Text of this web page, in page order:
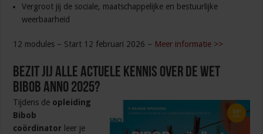
Vergroot jij de sociale, maatschappelijke en bestuurlijke
weerbaarheid
12 modules – Start 12 februari 2026 – Meer informatie >>
Bezit jij alle actuele kennis over de Wet
Bibob anno 2025?
Tijdens de opleiding
Bibob
coördinator leer je